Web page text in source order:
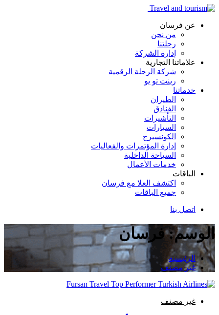
عن فرسان
من نحن
رحلتنا
إدارة الشركة
علاماتنا التجارية
شركة الرحلة الرقمية
رينت تو يو
خدماتنا
الطيران
الفنادق
التأشيرات
السيارات
الكونسيرج
إدارة المؤتمرات والفعاليات
السياحة الداخلية
خدمات الأعمال
الباقات
اكتشف العلا مع فرسان
جميع الباقات
اتصل بنا
الوسم:فرسان
الرئيسية
غير مصنف
غير مصنف